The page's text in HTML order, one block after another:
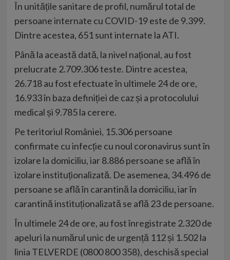
În unitățile sanitare de profil, numărul total de
persoane internate cu COVID-19 este de 9.399.
Dintre acestea, 651 sunt internate la ATI.
Până la această dată, la nivel național, au fost
prelucrate 2.709.306 teste. Dintre acestea,
26.718 au fost efectuate în ultimele 24 de ore,
16.933 în baza definiției de caz și a protocolului
medical și 9.785 la cerere.
Pe teritoriul României, 15.306 persoane
confirmate cu infecție cu noul coronavirus sunt în
izolare la domiciliu, iar 8.886 persoane se află în
izolare instituționalizată. De asemenea, 34.496 de
persoane se află în carantină la domiciliu, iar în
carantină instituționalizată se află 23 de persoane.
În ultimele 24 de ore, au fost înregistrate 2.320 de
apeluri la numărul unic de urgență 112 și 1.502 la
linia TELVERDE (0800 800 358), deschisă special